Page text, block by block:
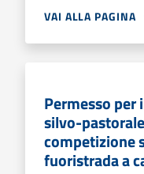
VAI ALLA PAGINA
Permesso
silvo-
competizione
fuoristrada a